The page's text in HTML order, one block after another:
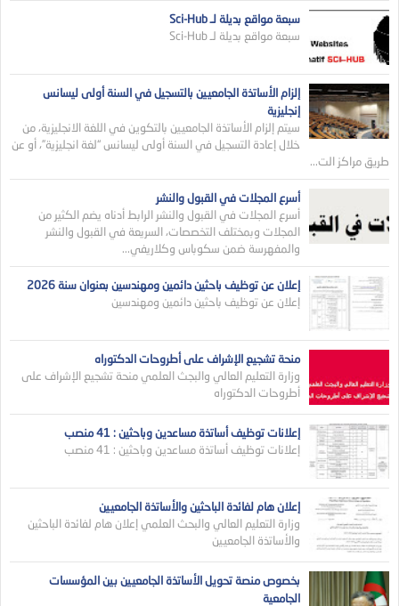
سبعة مواقع بديلة لـ Sci-Hub
سبعة مواقع بديلة لـ Sci-Hub
إلزام الأساتذة الجامعيين بالتسجيل في السنة أولى ليسانس
إنجليزية
سيتم إلزام الأساتذة الجامعيين بالتكوين في اللغة الانجليزية، من
خلال إعادة التسجيل في السنة أولى ليسانس “لغة انجليزية”، أو عن
طريق مراكز الت...
أسرع المجلات في القبول والنشر
أسرع المجلات في القبول والنشر الرابط أدناه يضم الكثير من
المجلات وبمختلف التخصصات، السريعة في القبول والنشر
والمفهرسة ضمن سكوباس وكلاريفي...
إعلان عن توظيف باحثين دائمين ومهندسين بعنوان سنة 2026
إعلان عن توظيف باحثين دائمين ومهندسين
منحة تشجيع الإشراف على أطروحات الدكتوراه
وزارة التعليم العالي والبجث العلمي منحة تشجيع الإشراف على
أطروحات الدكتوراه
إعلانات توظيف أساتذة مساعدين وباحثين : 41 منصب
إعلانات توظيف أساتذة مساعدين وباحثين : 41 منصب
إعلان هام لفائدة الباحثين والأساتذة الجامعيين
وزارة التعليم العالي والبحث العلمي إعلان هام لفائدة الباحثين
والأساتذة الجامعيين
بخصوص منصة تحويل الأساتذة الجامعيين بين المؤسسات
الجامعية